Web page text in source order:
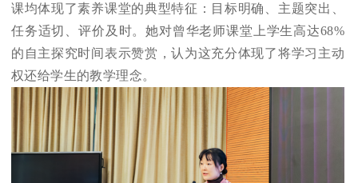
课均体现了素养课堂的典型特征：目标明确、主题突出、
任务适切、评价及时。她对曾华老师课堂上学生高达68%
的自主探究时间表示赞赏，认为这充分体现了将学习主动
权还给学生的教学理念。